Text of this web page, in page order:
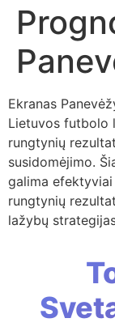
Ekranas
Lietuvos futbolo
rungtynių
susidomėjimo.
galima
rungtynių
lažybų